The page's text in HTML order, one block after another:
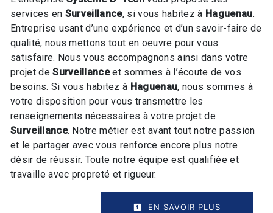
services en Surveillance, si vous habitez à Haguenau.
Entreprise usant d’une expérience et d’un savoir-faire de
qualité, nous mettons tout en oeuvre pour vous
satisfaire. Nous vous accompagnons ainsi dans votre
projet deSurveillanceet sommes à l’écoute de vos
besoins. Si vous habitez à Haguenau, nous sommes à
votre disposition pour vous transmettre les
renseignements nécessaires à votre projet de
Surveillance. Notre métier est avant tout notre passion
et le partager avec vous renforce encore plus notre
désir de réussir. Toute notre équipe est qualifiée et
travaille avec propreté et rigueur.
EN SAVOIR PLUS